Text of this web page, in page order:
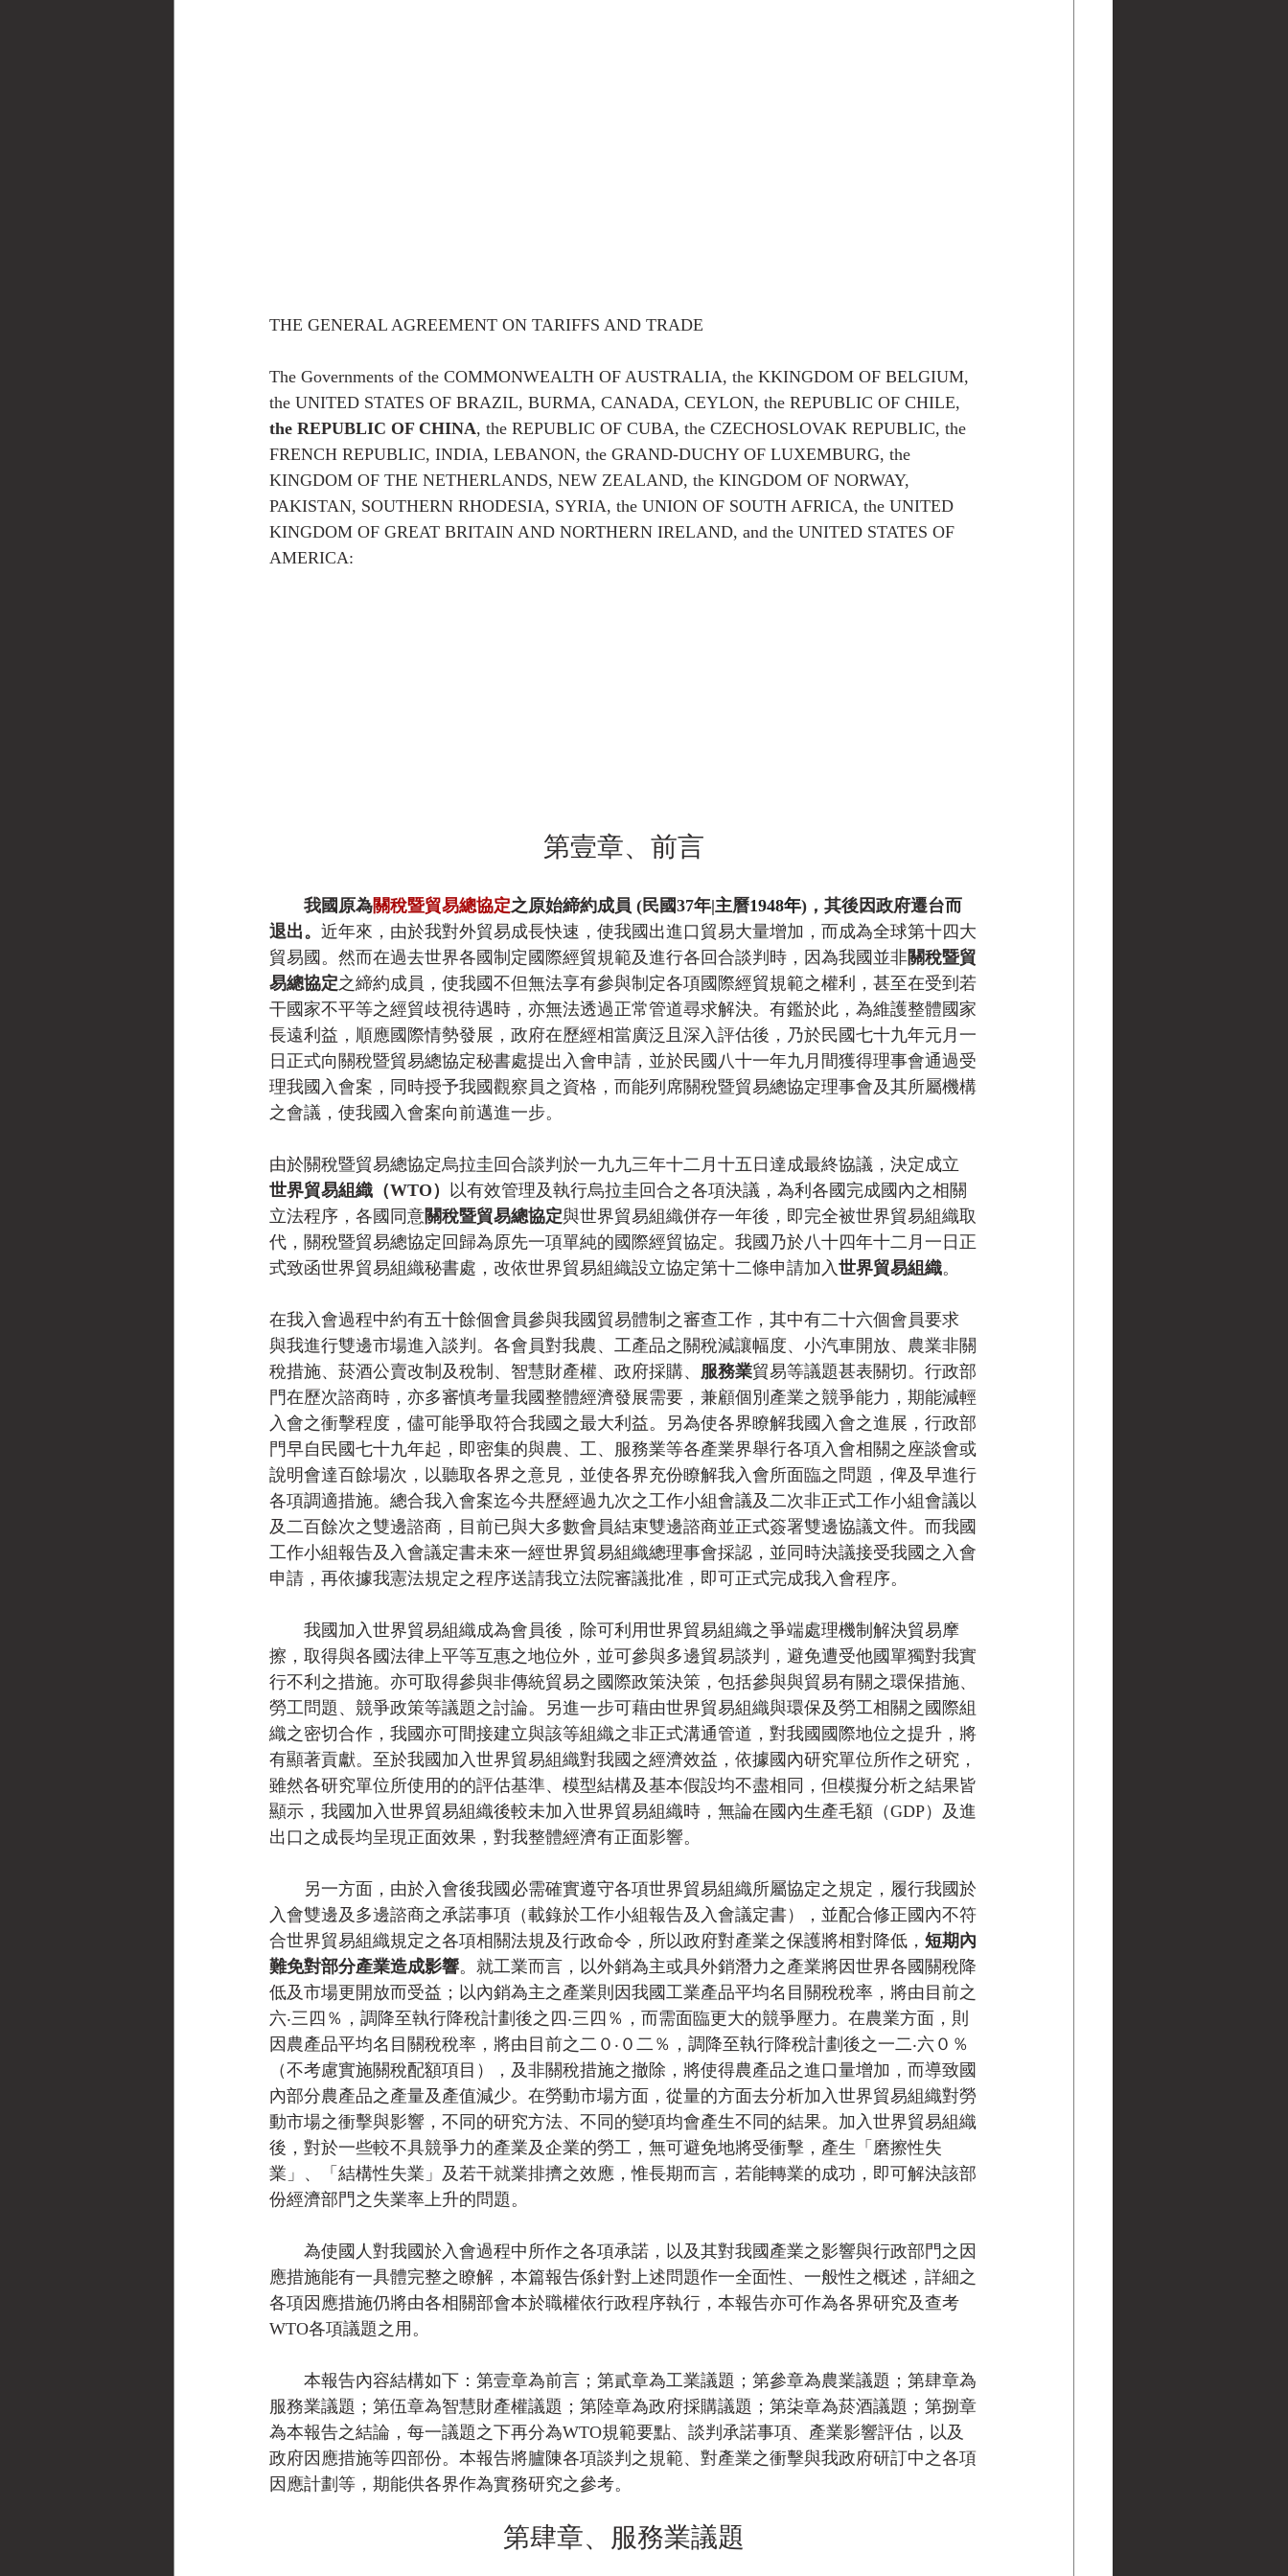
THE GENERAL AGREEMENT ON TARIFFS AND TRADE
The Governments of the COMMONWEALTH OF AUSTRALIA, the KKINGDOM OF BELGIUM,
the UNITED STATES OF BRAZIL, BURMA, CANADA, CEYLON, the REPUBLIC OF CHILE,
the REPUBLIC OF CHINA, the REPUBLIC OF CUBA, the CZECHOSLOVAK REPUBLIC, the
FRENCH REPUBLIC, INDIA, LEBANON, the GRAND-DUCHY OF LUXEMBURG, the
KINGDOM OF THE NETHERLANDS, NEW ZEALAND, the KINGDOM OF NORWAY,
PAKISTAN, SOUTHERN RHODESIA, SYRIA, the UNION OF SOUTH AFRICA, the UNITED
KINGDOM OF GREAT BRITAIN AND NORTHERN IRELAND, and the UNITED STATES OF
AMERICA:
第壹章、前言
我國原為關稅暨貿易總協定之原始締約成員 (民國37年|主曆1948年)，其後因政府遷台而
退出。 近年來，由於我對外貿易成長快速，使我國出進口貿易大量增加，而成為全球第十四大
貿易國。然而在過去世界各國制定國際經貿規範及進行各回合談判時，因為我國並非關稅暨貿
易總協定之締約成員，使我國不但無法享有參與制定各項國際經貿規範之權利，甚至在受到若
干國家不平等之經貿歧視待遇時，亦無法透過正常管道尋求解決。有鑑於此，為維護整體國家
長遠利益，順應國際情勢發展，政府在歷經相當廣泛且深入評估後，乃於民國七十九年元月一
日正式向關稅暨貿易總協定秘書處提出入會申請，並於民國八十一年九月間獲得理事會通過受
理我國入會案，同時授予我國觀察員之資格，而能列席關稅暨貿易總協定理事會及其所屬機構
之會議，使我國入會案向前邁進一步。
由於關稅暨貿易總協定烏拉圭回合談判於一九九三年十二月十五日達成最終協議，決定成立
世界貿易組織（WTO）
以有效管理及執行烏拉圭回合之各項決議，為利各國完成國內之相關
立法程序，各國同意關稅暨貿易總協定與世界貿易組織併存一年後，即完全被世界貿易組織取
代，關稅暨貿易總協定回歸為原先一項單純的國際經貿協定。我國乃於八十四年十二月一日正
式致函世界貿易組織秘書處，改依世界貿易組織設立協定第十二條申請加入 世界貿易組織。
在我入會過程中約有五十餘個會員參與我國貿易體制之審查工作，其中有二十六個會員要求
與我進行雙邊市場進入談判。各會員對我農、工產品之關稅減讓幅度、小汽車開放、農業非關
稅措施、菸酒公賣改制及稅制、智慧財產權、政府採購、 服務業貿易等議題甚表關切。行政部
門在歷次諮商時，亦多審慎考量我國整體經濟發展需要，兼顧個別產業之競爭能力，期能減輕
入會之衝擊程度，儘可能爭取符合我國之最大利益。另為使各界瞭解我國入會之進展，行政部
門早自民國七十九年起，即密集的與農、工、服務業等各產業界舉行各項入會相關之座談會或
說明會達百餘場次，以聽取各界之意見，並使各界充份瞭解我入會所面臨之問題，俾及早進行
各項調適措施。總合我入會案迄今共歷經過九次之工作小組會議及二次非正式工作小組會議以
及二百餘次之雙邊諮商，目前已與大多數會員結束雙邊諮商並正式簽署雙邊協議文件。而我國
工作小組報告及入會議定書未來一經世界貿易組織總理事會採認，並同時決議接受我國之入會
申請，再依據我憲法規定之程序送請我立法院審議批准，即可正式完成我入會程序。
我國加入世界貿易組織成為會員後，除可利用世界貿易組織之爭端處理機制解決貿易摩
擦，取得與各國法律上平等互惠之地位外，並可參與多邊貿易談判，避免遭受他國單獨對我實
行不利之措施。亦可取得參與非傳統貿易之國際政策決策，包括參與與貿易有關之環保措施、
勞工問題、競爭政策等議題之討論。另進一步可藉由世界貿易組織與環保及勞工相關之國際組
織之密切合作，我國亦可間接建立與該等組織之非正式溝通管道，對我國國際地位之提升，將
有顯著貢獻。至於我國加入世界貿易組織對我國之經濟效益，依據國內研究單位所作之研究，
雖然各研究單位所使用的的評估基準、模型結構及基本假設均不盡相同，但模擬分析之結果皆
顯示，我國加入世界貿易組織後較未加入世界貿易組織時，無論在國內生產毛額（GDP）及進
出口之成長均呈現正面效果，對我整體經濟有正面影響。
另一方面，由於入會後我國必需確實遵守各項世界貿易組織所屬協定之規定，履行我國於
入會雙邊及多邊諮商之承諾事項（載錄於工作小組報告及入會議定書），並配合修正國內不符
合世界貿易組織規定之各項相關法規及行政命令，所以政府對產業之保護將相對降低， 短期內
難免對部分產業造成影響。就工業而言，以外銷為主或具外銷潛力之產業將因世界各國關稅降
低及市場更開放而受益；以內銷為主之產業則因我國工業產品平均名目關稅稅率，將由目前之
六‧三四％，調降至執行降稅計劃後之四‧三四％，而需面臨更大的競爭壓力。在農業方面，則
因農產品平均名目關稅稅率，將由目前之二０‧０二％，調降至執行降稅計劃後之一二‧六０％
（不考慮實施關稅配額項目），及非關稅措施之撤除，將使得農產品之進口量增加，而導致國
內部分農產品之產量及產值減少。在勞動市場方面，從量的方面去分析加入世界貿易組織對勞
動市場之衝擊與影響，不同的研究方法、不同的變項均會產生不同的結果。加入世界貿易組織
後，對於一些較不具競爭力的產業及企業的勞工，無可避免地將受衝擊，產生「磨擦性失
業」、「結構性失業」及若干就業排擠之效應，惟長期而言，若能轉業的成功，即可解決該部
份經濟部門之失業率上升的問題。
為使國人對我國於入會過程中所作之各項承諾，以及其對我國產業之影響與行政部門之因
應措施能有一具體完整之瞭解，本篇報告係針對上述問題作一全面性、一般性之概述，詳細之
各項因應措施仍將由各相關部會本於職權依行政程序執行，本報告亦可作為各界研究及查考
WTO各項議題之用。
本報告內容結構如下：第壹章為前言；第貳章為工業議題；第參章為農業議題；第肆章為
服務業議題；第伍章為智慧財產權議題；第陸章為政府採購議題；第柒章為菸酒議題；第捌章
為本報告之結論，每一議題之下再分為WTO規範要點、談判承諾事項、產業影響評估，以及
政府因應措施等四部份。本報告將臚陳各項談判之規範、對產業之衝擊與我政府研訂中之各項
因應計劃等，期能供各界作為實務研究之參考。
第肆章、服務業議題